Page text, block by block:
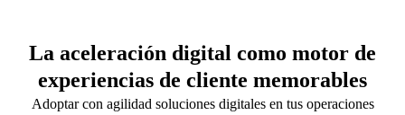
La aceleración digital como motor de
experiencias de cliente memorables
Adoptar con agilidad soluciones digitales en tus operaciones